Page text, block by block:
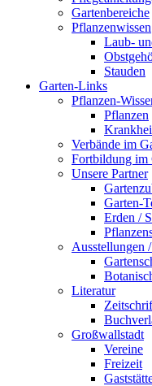
Gartenbereiche
Pflanzenwissen
Laub-
Stauden
Garten-Links
Pflanzen-
Pflanzen
Verbände im
Fortbildung im
Unsere Partner
Garten-
Erden /
Ausstellungen
Literatur
Großwallstadt
Vereine
Freizeit